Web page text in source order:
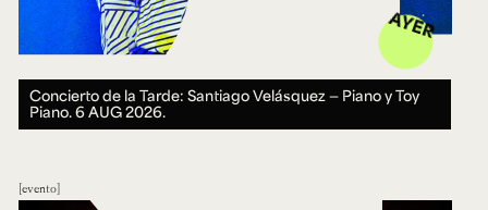
AYER
Concierto de la Tarde: Santiago Velásquez — Piano y Toy
Piano.6 AUG 2026.
evento